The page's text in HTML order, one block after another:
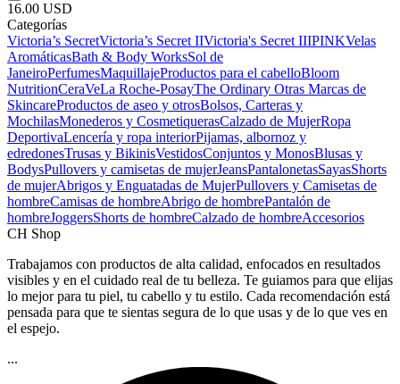
16.00 USD
Categorías
Victoria’s SecretVictoria’s Secret IIVictoria's Secret IIIPINKVelas
AromáticasBath & Body WorksSol de
JaneiroPerfumesMaquillajeProductos para el cabelloBloom
NutritionCeraVeLa Roche-PosayThe Ordinary Otras Marcas de
SkincareProductos de aseo y otrosBolsos, Carteras y
MochilasMonederos y CosmetiquerasCalzado de MujerRopa
DeportivaLencería y ropa interiorPijamas, albornoz y
edredonesTrusas y BikinisVestidosConjuntos y MonosBlusas y
BodysPullovers y camisetas de mujerJeansPantalonetasSayasShorts
de mujerAbrigos y Enguatadas de MujerPullovers y Camisetas de
hombreCamisas de hombreAbrigo de hombrePantalón de
hombreJoggersShorts de hombreCalzado de hombreAccesorios
CH Shop
Trabajamos con productos de alta calidad, enfocados en resultados
visibles y en el cuidado real de tu belleza. Te guiamos para que elijas
lo mejor para tu piel, tu cabello y tu estilo. Cada recomendación está
pensada para que te sientas segura de lo que usas y de lo que ves en
el espejo.
...